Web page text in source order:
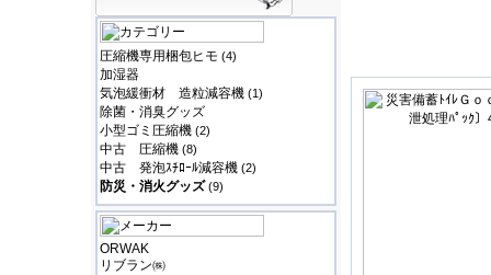
圧縮機専用梱包ヒモ (4)
加湿器
気泡緩衝材 造粒減容機 (1)
除菌・消臭グッズ
小型ゴミ圧縮機 (2)
中古 圧縮機 (8)
中古 発泡ｽﾁﾛｰﾙ減容機 (2)
防災・消火グッズ(9)
ORWAK
リブラン㈱